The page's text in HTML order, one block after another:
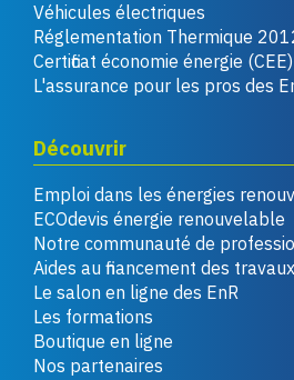
Véhicules électriques
Réglementation Thermique
Certificat économie énergie (CEE)
L'assurance pour les pros des
Découvrir
Emploi dans les énergies
ECOdevis énergie renouvelable
Notre communauté de
Aides au financement des travaux
Le salon en ligne des EnR
Les formations
Boutique en ligne
Nos partenaires